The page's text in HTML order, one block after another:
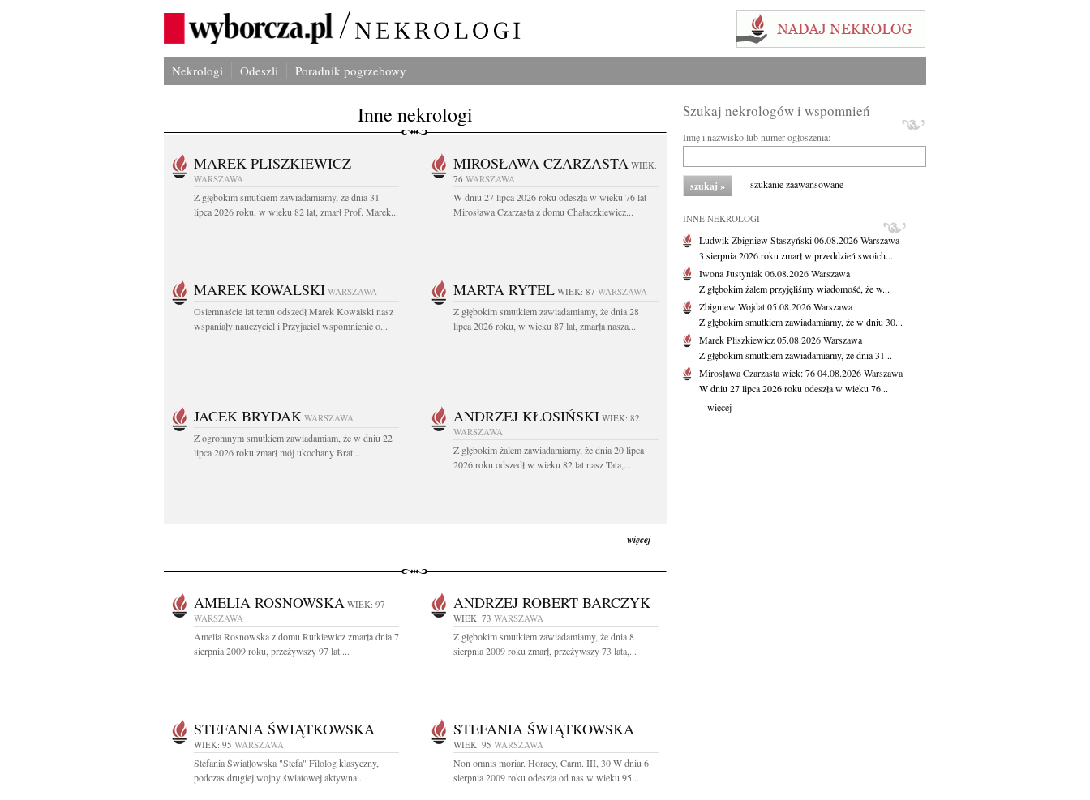
Nekrologi Odeszli Poradnik pogrzebowy
Inne nekrologi
MAREK PLISZKIEWICZ
WARSZAWA
Z głębokim smutkiem zawiadamiamy, że dnia 31
lipca 2026 roku, w wieku 82 lat, zmarł Prof. Marek...
MIROSŁAWA CZARZASTA WIEK:
76 WARSZAWA
W dniu 27 lipca 2026 roku odeszła w wieku 76 lat
Mirosława Czarzasta z domu Chałaczkiewicz...
MAREK KOWALSKI WARSZAWA
Osiemnaście lat temu odszedł Marek Kowalski nasz
wspaniały nauczyciel i Przyjaciel wspomnienie o...
MARTA RYTEL WIEK: 87 WARSZAWA
Z głębokim smutkiem zawiadamiamy, że dnia 28
lipca 2026 roku, w wieku 87 lat, zmarła nasza...
JACEK BRYDAK WARSZAWA
Z ogromnym smutkiem zawiadamiam, że w dniu 22
lipca 2026 roku zmarł mój ukochany Brat...
ANDRZEJ KŁOSIŃSKI WIEK: 82
WARSZAWA
Z głębokim żalem zawiadamiamy, że dnia 20 lipca
2026 roku odszedł w wieku 82 lat nasz Tata,...
więcej
AMELIA ROSNOWSKA WIEK: 97
WARSZAWA
Amelia Rosnowska z domu Rutkiewicz zmarła dnia 7
sierpnia 2009 roku, przeżywszy 97 lat....
ANDRZEJ ROBERT BARCZYK
WIEK: 73 WARSZAWA
Z głębokim smutkiem zawiadamiamy, że dnia 8
sierpnia 2009 roku zmarł, przeżywszy 73 lata,...
STEFANIA ŚWIĄTKOWSKA
WIEK: 95 WARSZAWA
Stefania Światłowska "Stefa" Filolog klasyczny,
podczas drugiej wojny światowej aktywna...
STEFANIA ŚWIĄTKOWSKA
WIEK: 95 WARSZAWA
Non omnis moriar. Horacy, Carm. III, 30 W dniu 6
sierpnia 2009 roku odeszła od nas w wieku 95...
Szukaj nekrologów i wspomnień
Imię i nazwisko lub numer ogłoszenia:
+ szukanie zaawansowane
INNE NEKROLOGI
Ludwik Zbigniew Staszyński06.08.2026Warszawa
3 sierpnia 2026 roku zmarł w przeddzień swoich...
Iwona Justyniak06.08.2026Warszawa
Z głębokim żalem przyjęliśmy wiadomość, że w...
Zbigniew Wojdat05.08.2026Warszawa
Z głębokim smutkiem zawiadamiamy, że w dniu 30...
Marek Pliszkiewicz05.08.2026Warszawa
Z głębokim smutkiem zawiadamiamy, że dnia 31...
Mirosława Czarzastawiek: 7604.08.2026Warszawa
W dniu 27 lipca 2026 roku odeszła w wieku 76...
+ więcej